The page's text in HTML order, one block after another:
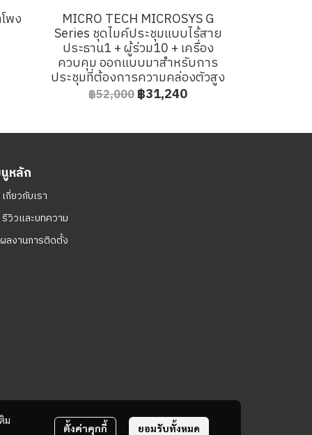
พง MICRO TECH MICROSYS G
Series ชุดไมค์ประชุมแบบไร้สาย
ประธาน1 + ผู้ร่วม10 + เครื่อง
ควบคุม ออกแบบมาสำหรับการ
ประชุมที่ต้องการความคล่องตัวสูง
฿52,000฿31,240
ม
ตั้งค่าคุกกี้ ยอมรับทั้งหมด
นูหลัก
เกี่ยวกับเรา
รีวิวและบทความ
ผลงานการติดตั้ง